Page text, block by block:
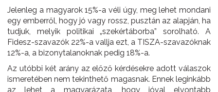
Jelenleg a magyarok 15%-a véli úgy, meg lehet mondani
egy emberről, hogy jó vagy rossz, pusztán az alapján, ha
tudjuk, melyik politikai „szekértáborba” sorolható. A
Fidesz-szavazók 22%-a vallja ezt, a TISZA-szavazóknak
12%-a, a bizonytalanoknak pedig 18%-a.
Az utóbbi két arány az előző kérdésekre adott válaszok
ismeretében nem tekinthető magasnak. Ennek leginkább
az lehet a magyarázata, hogy jóval elvontabb